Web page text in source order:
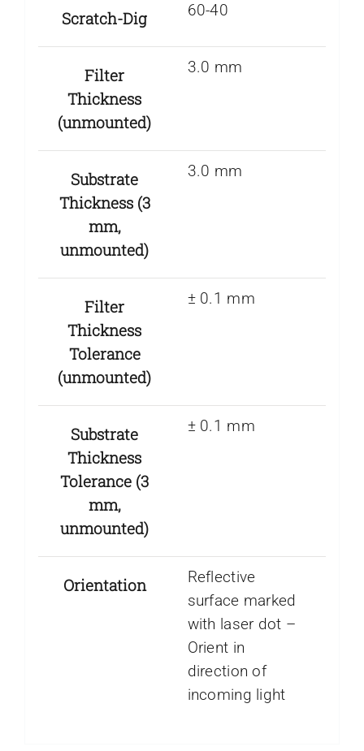
Scratch-Dig 60-40
Filter
Thickness
(unmounted)
3.0 mm
Substrate
Thickness (3
mm,
unmounted)
3.0 mm
Filter
Thickness
Tolerance
(unmounted)
± 0.1 mm
Substrate
Thickness
Tolerance (3
mm,
unmounted)
± 0.1 mm
Orientation
Reflective
surface marked
with laser dot –
Orient in
direction of
incoming light